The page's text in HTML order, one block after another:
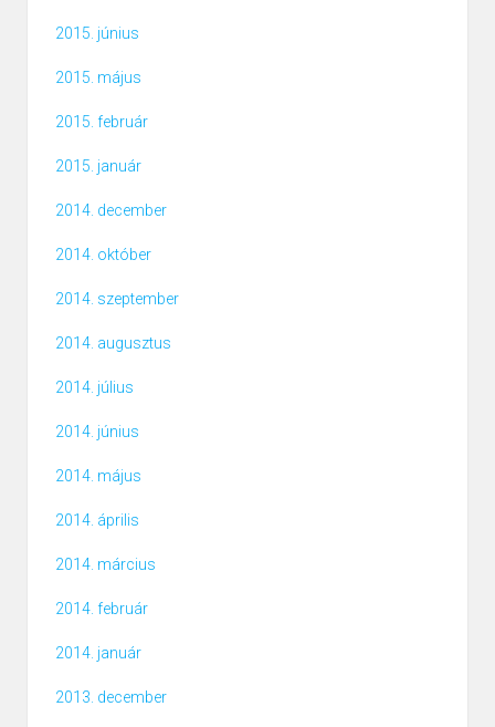
2015. június
2015. május
2015. február
2015. január
2014. december
2014. október
2014. szeptember
2014. augusztus
2014. július
2014. június
2014. május
2014. április
2014. március
2014. február
2014. január
2013. december